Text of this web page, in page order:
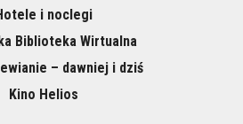
i noclegi
Biblioteka Wirtualna
– dawniej i dziś
Kino Helios